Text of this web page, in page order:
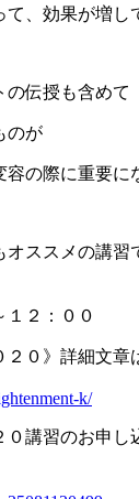
、効果が増し
の伝授も含めて
のが
の際に重要に
ススメの講習
１２：００
２０》詳細文章
k/
講習のお申し